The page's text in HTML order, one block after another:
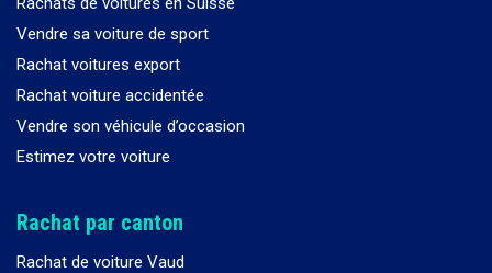
Vendre sa voiture de sport
Rachat voitures export
Rachat voiture accidentée
Vendre son véhicule d’occasion
Estimez votre voiture
Rachat par canton
Rachat de voiture Vaud